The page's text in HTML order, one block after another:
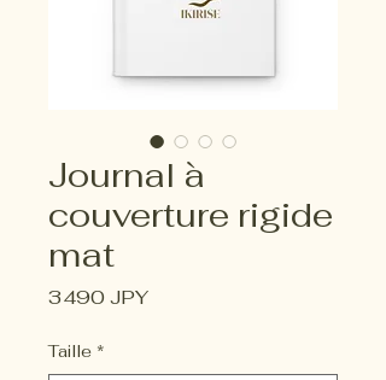
Journal à
couverture rigide
mat
3 490 JPYPrix
Taille *